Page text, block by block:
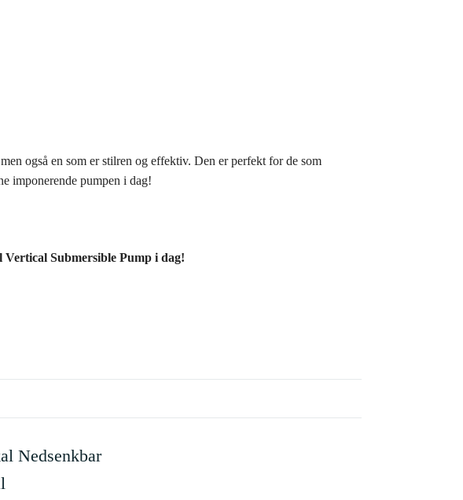
også en som er stilren og effektiv. Den er perfekt for de som
imponerende pumpen i dag!
Submersible Pump i dag!
Nedsenkbar